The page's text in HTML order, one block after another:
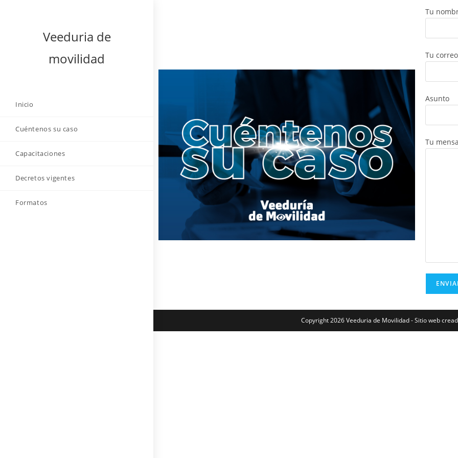
Veeduria de
movilidad
Inicio
Cuéntenos su caso
Capacitaciones
Decretos vigentes
Formatos
Tu
Tu
Asunto
Tu
Copyright 2026 Veeduria de Movilidad - Sitio web